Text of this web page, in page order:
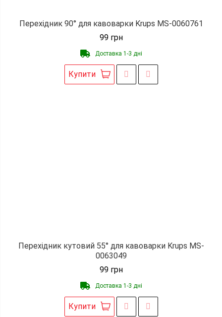
Перехідник 90° для кавоварки Krups MS-0060761
99грн
Доставка 1-3 дні
Купити
Перехідник кутовий 55° для кавоварки Krups MS-
0063049
99грн
Доставка 1-3 дні
Купити